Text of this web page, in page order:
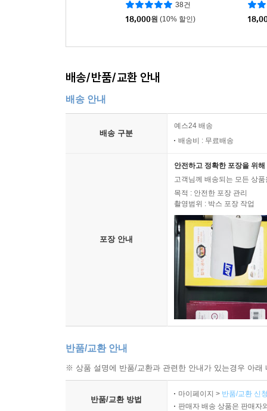
38건
18,000원 (10% 할인)
배송/반품/교환 안내
배송 안내
배송 구분
예스24 배송
배송비 : 무료배송
포장 안내
안전하고 정확한 포장을 위
고객님께 배송되는 모든 상
목적 : 안전한 포장 관리
촬영범위 : 박스 포장 작업
반품/교환 안내
※ 상품 설명에 반품/교환과 관련한 안내가 있는경우 아
반품/교환 방법
마이페이지 > 반품/교환 신
판매자 배송 상품은 판매자